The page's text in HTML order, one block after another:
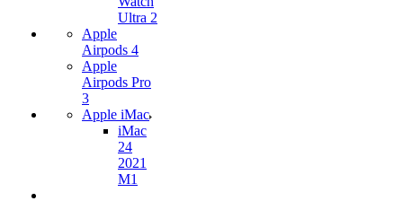
Ultra 2
Apple
Airpods 4
Apple
Airpods Pro
3
Apple iMac
iMac
24
2021
M1